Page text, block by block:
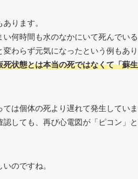
ります。
何時間も水のなかにいて死んでい
わらず元気になったという例もあ
死状態とは本当の死ではなくて「蘇
は個体の死より遅れて発生してい
しても、再び心電図が「ピコン」
のですね。